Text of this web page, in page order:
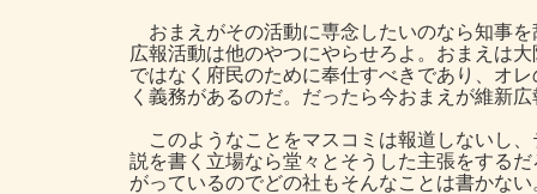
おまえがその活動に専念したいのなら知事
広報活動は他のやつにやらせろよ。おまえは
ではなく府民のために奉仕すべきであり、オ
く義務があるのだ。だったら今おまえが維新
このようなことをマスコミは報道しないし
説を書く立場なら堂々とそうした主張をする
がっているのでどの社もそんなことは書かな